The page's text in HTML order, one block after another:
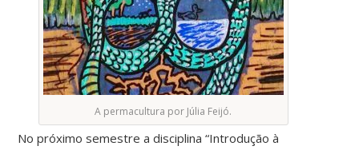
A permacultura por Júlia Feijó.
No próximo semestre a disciplina “Introdução à